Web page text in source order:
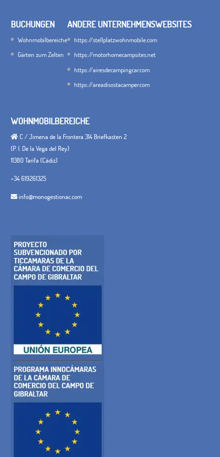
BUCHUNGEN
Wohnmobilbereiche
Gärten zum Zelten
ANDERE UNTERNEHMENSWEBSITES
https://stellplatzwohnmobile.com
https://motorhomecampsites.net
https://airesdecampingcar.com
https://areadisostacamper.com
WOHNMOBILBEREICHE
C / Jimena de la Frontera 314 Briefkasten 2
(P. I. De la Vega del Rey)
11380 Tarifa (Cádiz)
+34 619261325
info@monogestionac.com